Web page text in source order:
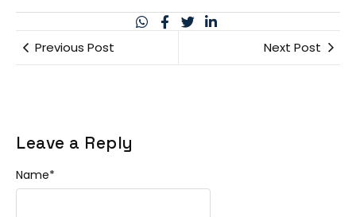
Previous Post Next Post
Leave a Reply
Name*